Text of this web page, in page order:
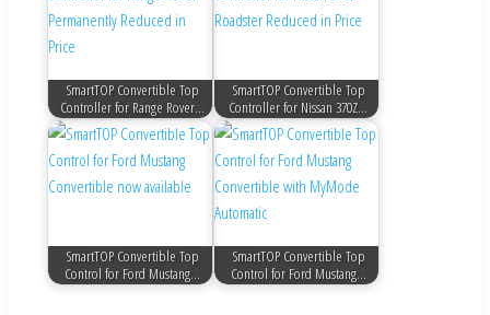
SmartTOP Convertible Top
Controller for Range Rover…
SmartTOP Convertible Top
Controller for Nissan 370Z…
SmartTOP Convertible Top
Control for Ford Mustang…
SmartTOP Convertible Top
Control for Ford Mustang…